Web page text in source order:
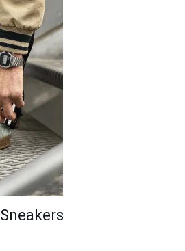
Sneakers